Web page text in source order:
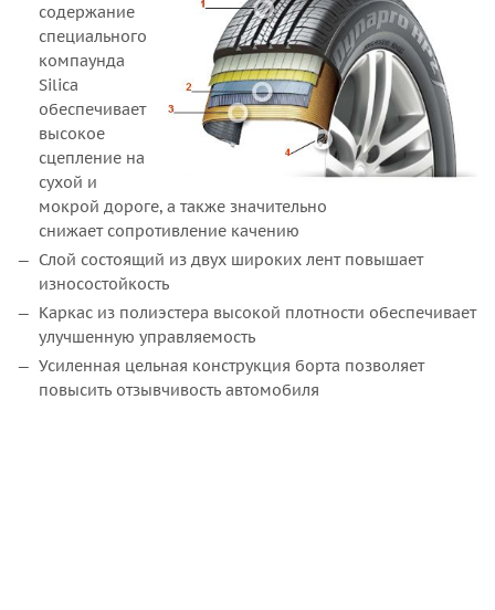
содержание
специального
компаунда
Silica
обеспечивает
высокое
сцепление на
сухой и
мокрой дороге, а также значительно
снижает сопротивление качению
Слой состоящий из двух широких лент повышает
износостойкость
Каркас из полиэстера высокой плотности обеспечивает
улучшенную управляемость
Усиленная цельная конструкция борта позволяет
повысить отзывчивость автомобиля